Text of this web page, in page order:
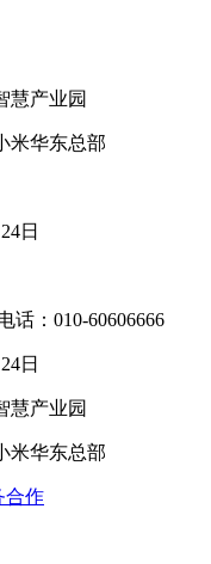
慧产业园
米华东总部
日
话：010-60606666
日
慧产业园
米华东总部
合作